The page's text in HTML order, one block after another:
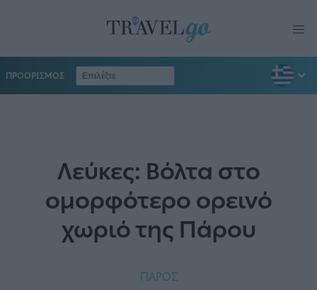
ΠΡΟΟΡΙΣΜΟΣ
Λεύκες: Βόλτα στο
ομορφότερο ορεινό
χωριό της Πάρου
ΠΑΡΟΣ